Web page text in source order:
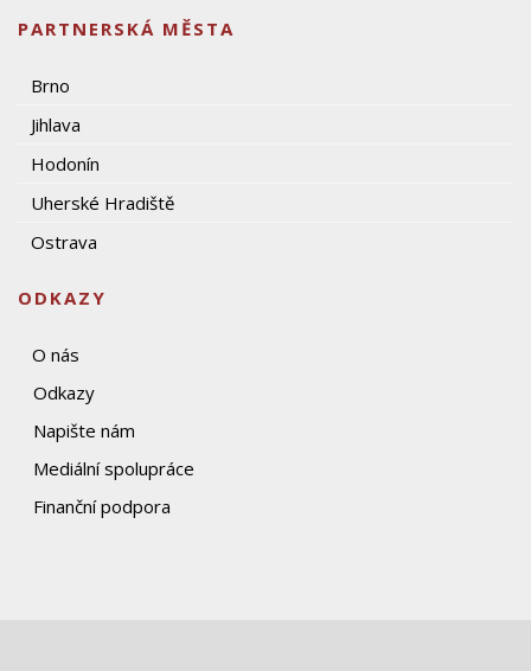
PARTNERSKÁ MĚSTA
Brno
Jihlava
Hodonín
Uherské Hradiště
Ostrava
ODKAZY
O nás
Odkazy
Napište nám
Mediální spolupráce
Finanční podpora